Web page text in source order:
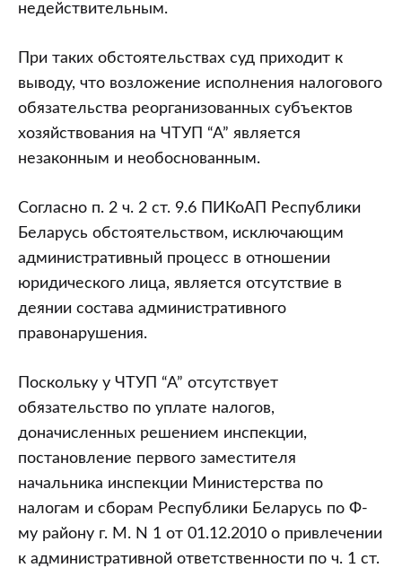
недействительным.
При таких обстоятельствах суд приходит к
выводу, что возложение исполнения налогового
обязательства реорганизованных субъектов
хозяйствования на ЧТУП “А” является
незаконным и необоснованным.
Согласно п. 2 ч. 2 ст. 9.6 ПИКоАП Республики
Беларусь обстоятельством, исключающим
административный процесс в отношении
юридического лица, является отсутствие в
деянии состава административного
правонарушения.
Поскольку у ЧТУП “А” отсутствует
обязательство по уплате налогов,
доначисленных решением инспекции,
постановление первого заместителя
начальника инспекции Министерства по
налогам и сборам Республики Беларусь по Ф-
му району г. М. N 1 от 01.12.2010 о привлечении
к административной ответственности по ч. 1 ст.